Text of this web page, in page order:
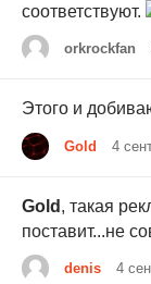
соответствуют.
orkrockfan
Этого и
Gold 4
Gold , такая
поставит...не
denis 4